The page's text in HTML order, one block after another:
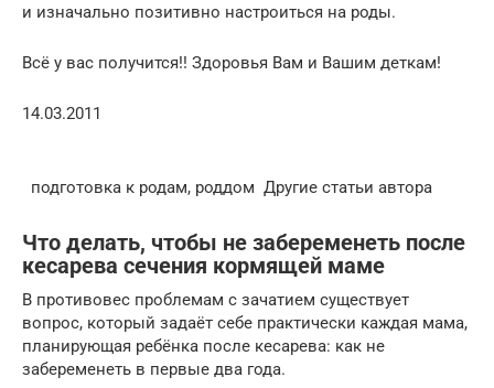
и изначально позитивно настроиться на роды.
Всё у вас получится!! Здоровья Вам и Вашим деткам!
14.03.2011
подготовка к родам, роддом Другие статьи автора
Что делать, чтобы не забеременеть после
кесарева сечения кормящей маме
В противовес проблемам с зачатием существует
вопрос, который задаёт себе практически каждая мама,
планирующая ребёнка после кесарева: как не
забеременеть в первые два года.